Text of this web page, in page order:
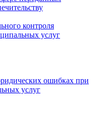
контроля
услуг
ошибках при
услуг